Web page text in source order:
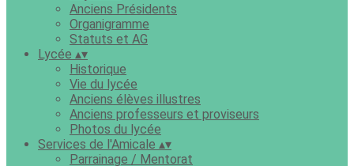
Anciens Présidents
Organigramme
Statuts et AG
Lycée ▴▾
Historique
Vie du lycée
Anciens élèves illustres
Anciens professeurs et proviseurs
Photos du lycée
Services de l'Amicale ▴▾
Parrainage / Mentorat